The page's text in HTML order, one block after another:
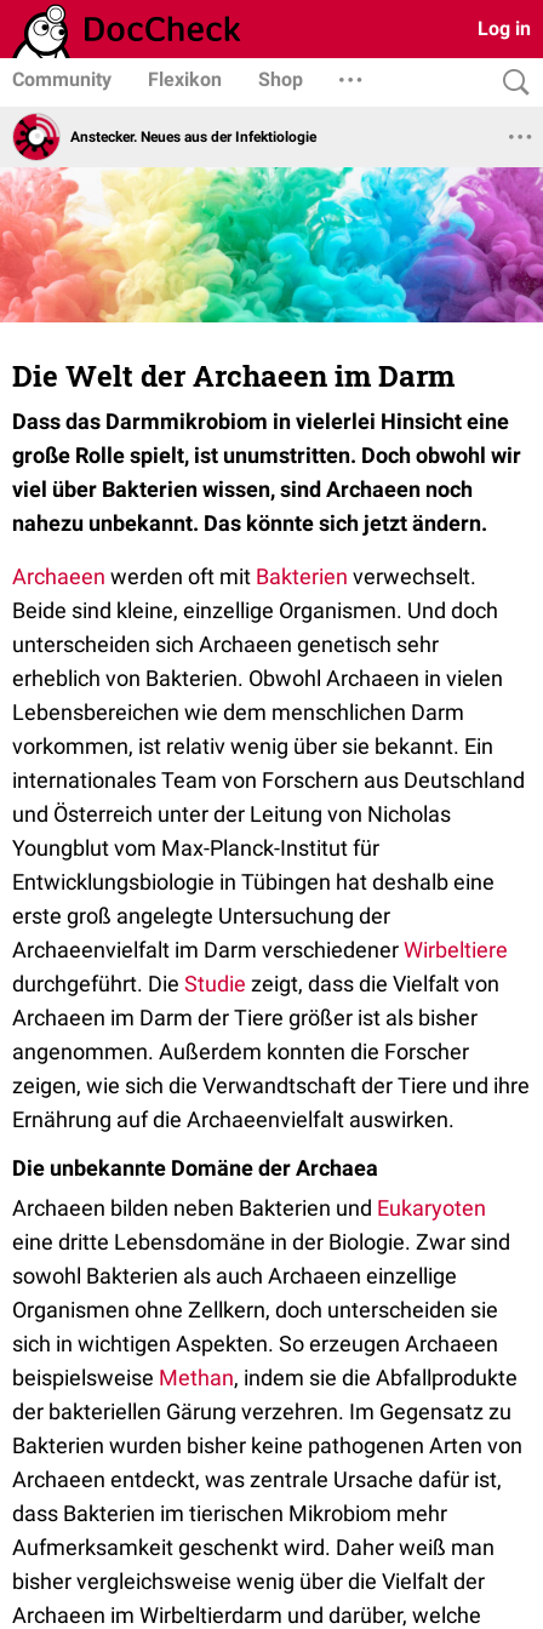
Log in
Community Flexikon Shop
Anstecker. Neues aus der Infektiologie
Die Welt der Archaeen im Darm
Dass das Darmmikrobiom in vielerlei Hinsicht eine
große Rolle spielt, ist unumstritten. Doch obwohl wir
viel über Bakterien wissen, sind Archaeen noch
nahezu unbekannt. Das könnte sich jetzt ändern.
Archaeen werden oft mit Bakterien verwechselt.
Beide sind kleine, einzellige Organismen. Und doch
unterscheiden sich Archaeen genetisch sehr
erheblich von Bakterien. Obwohl Archaeen in vielen
Lebensbereichen wie dem menschlichen Darm
vorkommen, ist relativ wenig über sie bekannt. Ein
internationales Team von Forschern aus Deutschland
und Österreich unter der Leitung von Nicholas
Youngblut vom Max-Planck-Institut für
Entwicklungsbiologie in Tübingen hat deshalb eine
erste groß angelegte Untersuchung der
Archaeenvielfalt im Darm verschiedenerWirbeltiere
durchgeführt. Die Studie zeigt, dass die Vielfalt von
Archaeen im Darm der Tiere größer ist als bisher
angenommen. Außerdem konnten die Forscher
zeigen, wie sich die Verwandtschaft der Tiere und ihre
Ernährung auf die Archaeenvielfalt auswirken.
Die unbekannte Domäne der Archaea
Archaeen bilden neben Bakterien und Eukaryoten
eine dritte Lebensdomäne in der Biologie. Zwar sind
sowohl Bakterien als auch Archaeen einzellige
Organismen ohne Zellkern, doch unterscheiden sie
sich in wichtigen Aspekten. So erzeugen Archaeen
beispielsweise Methan, indem sie die Abfallprodukte
der bakteriellen Gärung verzehren. Im Gegensatz zu
Bakterien wurden bisher keine pathogenen Arten von
Archaeen entdeckt, was zentrale Ursache dafür ist,
dass Bakterien im tierischen Mikrobiom mehr
Aufmerksamkeit geschenkt wird. Daher weiß man
bisher vergleichsweise wenig über die Vielfalt der
Archaeen im Wirbeltierdarm und darüber, welche